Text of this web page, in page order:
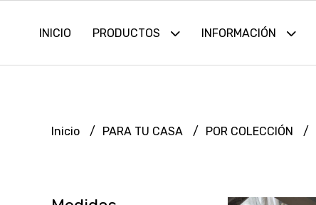
INICIO PRODUCTOS INFORMACIÓN
Inicio PARA TU CASA POR COLECCIÓN